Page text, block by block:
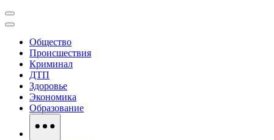
Общество
Происшествия
Криминал
ДТП
Здоровье
Экономика
Образование